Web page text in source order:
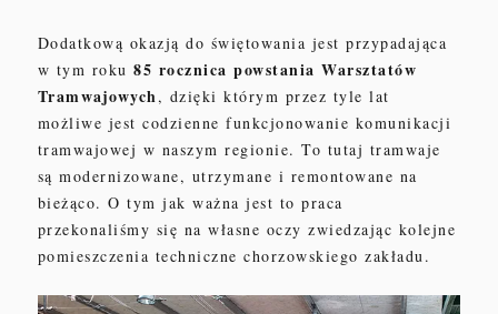
Dodatkową okazją do świętowania jest przypadająca
w tym roku85 rocznica powstania Warsztatów
Tramwajowych, dzięki którym przez tyle lat
możliwe jest codzienne funkcjonowanie komunikacji
tramwajowej w naszym regionie. To tutaj tramwaje
są modernizowane, utrzymane i remontowane na
bieżąco. O tym jak ważna jest to praca
przekonaliśmy się na własne oczy zwiedzając kolejne
pomieszczenia techniczne chorzowskiego zakładu.